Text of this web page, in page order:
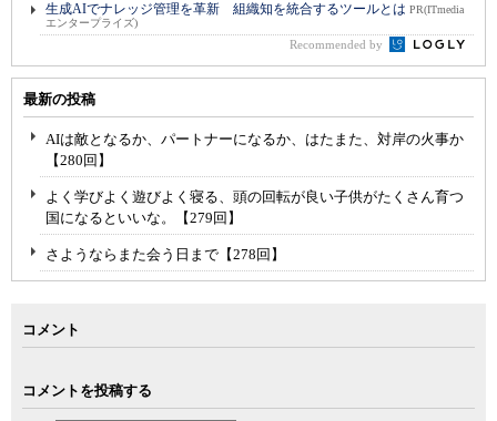
生成AIでナレッジ管理を革新 組織知を統合するツールとは PR(ITmedia
エンタープライズ)
Recommended by
最新の投稿
AIは敵となるか、パートナーになるか、はたまた、対岸の火事か
【280回】
よく学びよく遊びよく寝る、頭の回転が良い子供がたくさん育つ
国になるといいな。【279回】
さようならまた会う日まで【278回】
コメント
コメントを投稿する